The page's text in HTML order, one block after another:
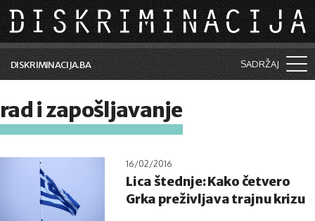
Skip to main content
DISKRIMINACIJA.BA SADRŽAJ
Vijesti i događaji
Kolumne
Lične priče
rad i zapošljavanje
16/02/2016
Lica štednje: Kako četvero
Grka preživljava trajnu krizu